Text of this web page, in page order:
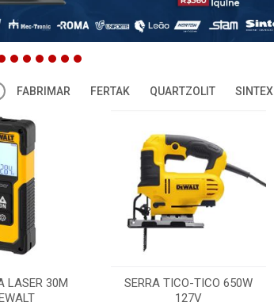
FABRIMAR FERTAK QUARTZOLIT SINTEX
LASER 30M
SERRA TICO-TICO 650W
127V